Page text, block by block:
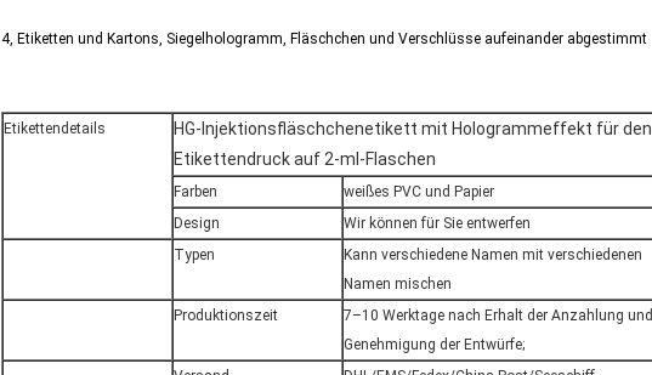
4, Etiketten und Kartons, Siegelhologramm, Fläschchen und Verschlüsse aufeinander abgestimmt
Etikettendetails
HG-Injektionsfläschchenetikett mit Hologrammeffekt für den
Etikettendruck auf 2-ml-Flaschen
Farben
weißes PVC und Papier
Design
Wir können für Sie entwerfen
Typen
Kann verschiedene Namen mit verschiedenen
Namen mischen
Produktionszeit
7–10 Werktage nach Erhalt der Anzahlung und
Genehmigung der Entwürfe;